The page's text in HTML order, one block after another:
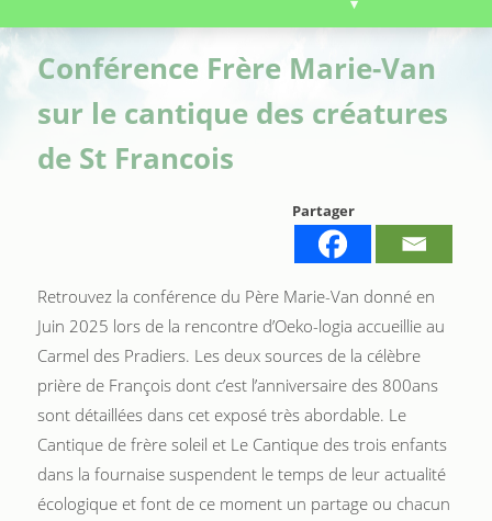
Conférence Frère Marie-Van
sur le cantique des créatures
de St Francois
Partager
Retrouvez la conférence du Père Marie-Van donné en
Juin 2025 lors de la rencontre d’Oeko-logia accueillie au
Carmel des Pradiers. Les deux sources de la célèbre
prière de François dont c’est l’anniversaire des 800ans
sont détaillées dans cet exposé très abordable. Le
Cantique de frère soleil et Le Cantique des trois enfants
dans la fournaise suspendent le temps de leur actualité
écologique et font de ce moment un partage ou chacun